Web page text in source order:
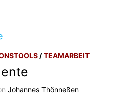
/TEAMARBEIT
Johannes Thönneßen